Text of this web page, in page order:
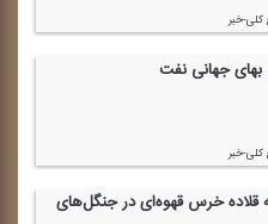
خبر
جهانی نفت
خبر
قلاده خرس قهوه‌ای در جنگل‌های